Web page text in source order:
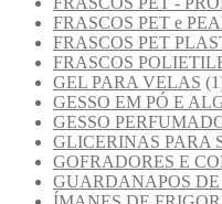
FRASCOS PET e
FRASCOS PET
FRASCOS
GEL PARA VELAS
GESSO EM PÓ E
GESSO
GLICERINAS PARA
GOFRADORES E
GUARDANAPOS DE